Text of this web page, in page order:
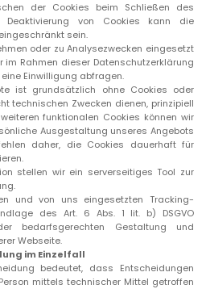
der Cookies beim Schließen des
Deaktivierung von Cookies kann die
sein.
oder zu Analysezwecken eingesetzt
im Rahmen dieser Datenschutzerklärung
Einwilligung abfragen.
ist grundsätzlich ohne Cookies oder
technischen Zwecken dienen, prinzipiell
funktionalen Cookies können wir
Ausgestaltung unseres Angebots
daher, die Cookies dauerhaft für
stellen wir ein serverseitiges Tool zur
und von uns eingesetzten Tracking-
des Art. 6 Abs. 1 lit. b) DSGVO
bedarfsgerechten Gestaltung und
Webseite.
im Einzelfall
bedeutet, dass Entscheidungen
mittels technischer Mittel getroffen